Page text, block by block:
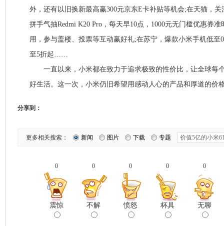
外，还有以旧换新最高赢300元京东E卡补贴等机会;在天猫，
拼手气抽Redmi K20 Pro，每天早10点，1000元无门槛优惠券准
用，参与盖楼、投票等互动赢好礼;在苏宁，爆款小米手机低至
至5折起……
一直以来，小米都在致力于追求极致的性价比，让全球每
好生活。这一次，小米仍旧希望用感动人心的产品和厚道的价
分享到：
更多相关搜索： 新闻 图片 下载 专题
0
震惊
0
不解
0
愤怒
0
杯具
0
无聊